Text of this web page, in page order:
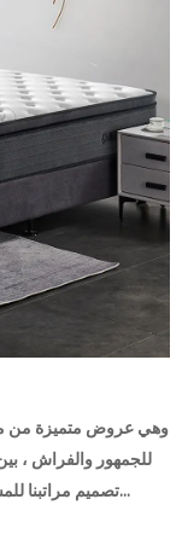
للجمهور والفراش ،
تصميم مراتبنا